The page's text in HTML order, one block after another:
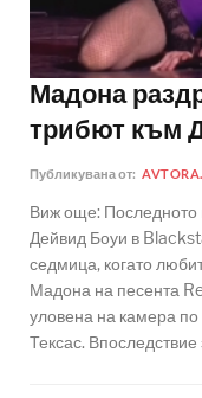
Мадона
трибют към
Публикувана от:
Виж още: Последното
Дейвид Боуи в
седмица, когато
Мадона на песента
уловена на камера
Тексас. Впоследствие